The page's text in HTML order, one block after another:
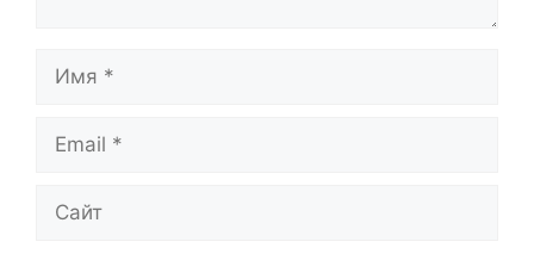
Имя
Email
Сайт